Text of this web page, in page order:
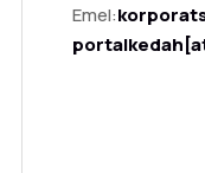
Emel: